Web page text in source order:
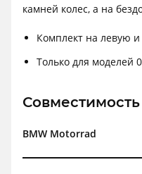
камней колес, а на
Комплект на левую
Только для моделей
Совместимость
BMW Motorrad